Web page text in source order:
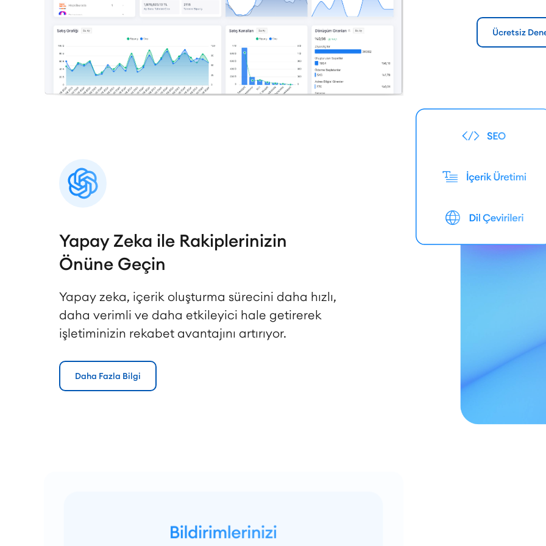
Ücretsiz
Yapay Zeka ile Rakiplerinizin
Önüne Geçin
Yapay zeka, içerik oluşturma sürecini daha hızlı,
daha verimli ve daha etkileyici hale getirerek
işletiminizin rekabet avantajını artırıyor.
Daha Fazla Bilgi